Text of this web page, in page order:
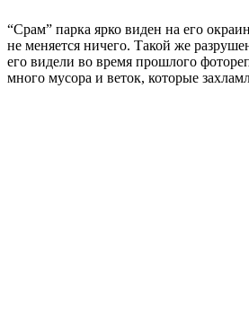
“Срам” парка ярко виден на его
не меняется ничего. Такой же
его видели во время прошлого
много мусора и веток, которые